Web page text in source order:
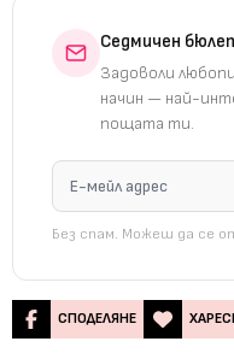
Седмичен
Задоволи
начин — най-
пощата ти.
Без спам. Можеш да се
СПОДЕЛЯНЕ